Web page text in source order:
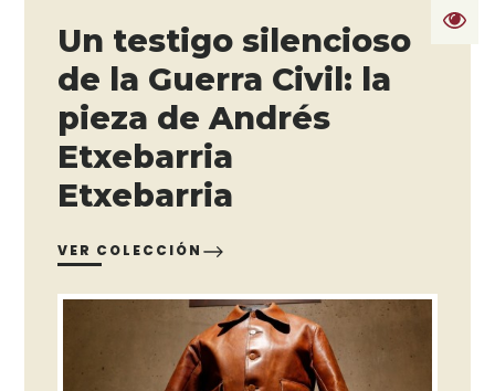
Un testigo silencioso
de la Guerra Civil: la
pieza de Andrés
Etxebarria
Etxebarria
VER COLECCIÓN